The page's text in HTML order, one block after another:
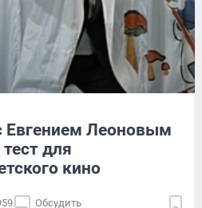
Евгением Леоновым
для
кино
Обсудить